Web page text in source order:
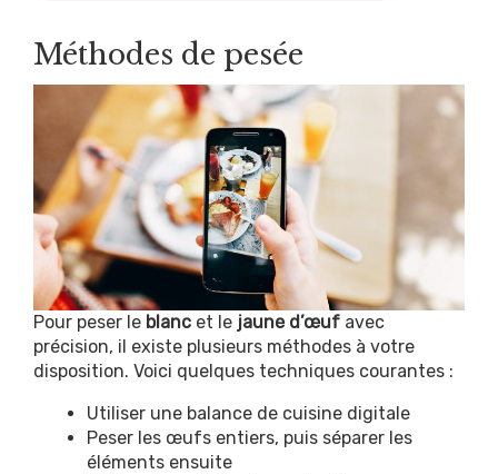
Méthodes de pesée
Pour peser le blanc et le jaune d’œuf avec
précision, il existe plusieurs méthodes à votre
disposition. Voici quelques techniques courantes :
Utiliser une balance de cuisine digitale
Peser les œufs entiers, puis séparer les
éléments ensuite